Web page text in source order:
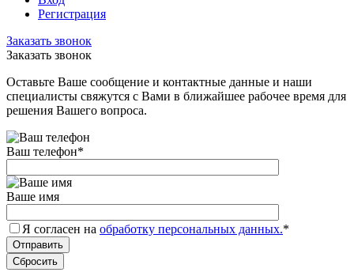
Регистрация
Заказать звонок
Заказать звонок
Оставьте Ваше сообщение и контактные данные и наши
специалисты свяжутся с Вами в ближайшее рабочее время для
решения Вашего вопроса.
Ваш телефон*
Ваше имя
Я согласен на обработку персональных данных.*